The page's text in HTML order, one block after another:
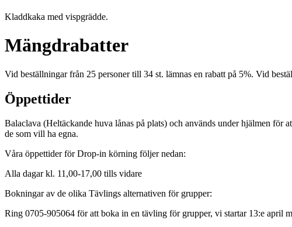
Kladdkaka med vispgrädde.
Mängdrabatter
Vid beställningar från 25 personer till 34 st. lämnas en rabatt på 5%. Vid
Öppettider
Balaclava (Heltäckande huva lånas på plats) och används under hjälmen för
de som vill ha egna.
Våra öppettider för Drop-in körning följer nedan:
Alla dagar kl. 11,00-17,00 tills vidare
Bokningar av de olika Tävlings alternativen för grupper:
Ring 0705-905064 för att boka in en tävling för grupper, vi startar 13:e april